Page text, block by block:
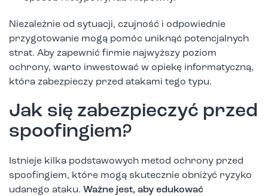
Niezależnie od sytuacji, czujność i odpowiednie
przygotowanie mogą pomóc uniknąć potencjalnych
strat. Aby zapewnić firmie najwyższy poziom
ochrony, warto inwestować w opiekę informatyczną,
która zabezpieczy przed atakami tego typu.
Jak się zabezpieczyć przed
spoofingiem?
Istnieje kilka podstawowych metod ochrony przed
spoofingiem, które mogą skutecznie obniżyć ryzyko
udanego ataku. Ważne jest, aby edukować